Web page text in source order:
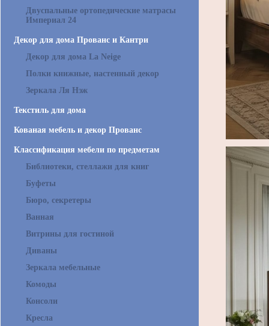
Двуспальные ортопедические матрасы
Империал 24
Декор для дома Прованс и Кантри
Декор для дома La Neige
Полки книжные, настенный декор
Зеркала Ля Нэж
Текстиль для дома
Кованая мебель и декор Прованс
Классификация мебели по предметам
Библиотеки, стеллажи для книг
Буфеты
Бюро, секретеры
Ванная
Витрины для гостиной
Диваны
Зеркала мебельные
Комоды
Консоли
Кресла